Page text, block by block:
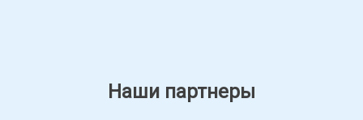
Наши партнеры